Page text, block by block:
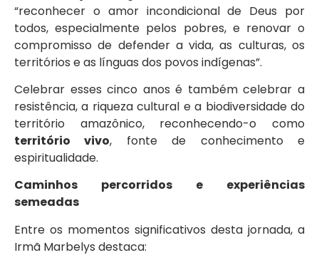
“reconhecer o amor incondicional de Deus por
todos, especialmente pelos pobres, e renovar o
compromisso de defender a vida, as culturas, os
territórios e as línguas dos povos indígenas”.
Celebrar esses cinco anos é também celebrar a
resistência, a riqueza cultural e a biodiversidade do
território amazônico, reconhecendo-o como
território vivo, fonte de conhecimento e
espiritualidade.
Caminhos percorridos e experiências
semeadas
Entre os momentos significativos desta jornada, a
Irmã Marbelys destaca: